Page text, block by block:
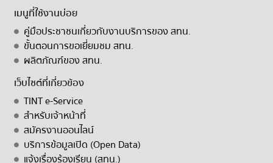
เมนูที่ใช้งานบ่อย
คู่มือประชาชนเกี่ยวกับงานบริการของ สทน.
ขั้นตอนการขอเยี่ยมชม สทน.
ผลิตภัณฑ์ของ สทน.
เว็บไซต์ที่เกี่ยวข้อง
TINT e-Service
สำหรับเจ้าหน้าที่
สมัครงานออนไลน์
บริการข้อมูลเปิด (Open Data)
แจ้งเรื่องร้องเรียน (สทน.)